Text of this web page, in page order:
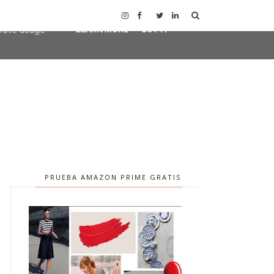
PRUEBA AMAZON PRIME GRATIS
agent
usage
LEARN MORE GOT IT